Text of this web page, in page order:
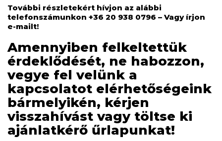
További részletekért hívjon az alábbi
telefonszámunkon +36 20 938 0796 – Vagy írjon
e-mailt!
Amennyiben felkeltettük
érdeklődését, ne habozzon,
vegye fel velünk a
kapcsolatot elérhetőségeink
bármelyikén, kérjen
visszahívást vagy töltse ki
ajánlatkérő űrlapunkat!